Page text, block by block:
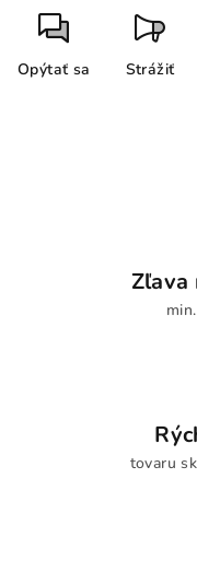
Opýtať sa Strážiť
Zľava
tovaru